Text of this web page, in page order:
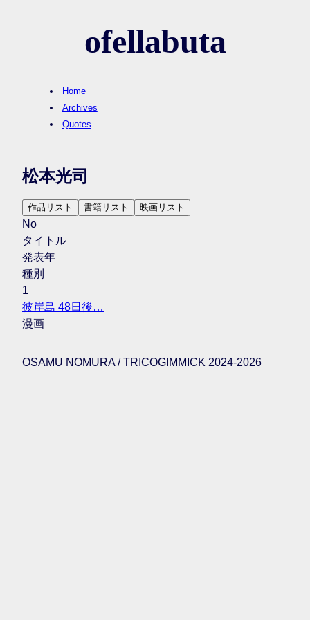
ofellabuta
Home
Archives
Quotes
松本光司
作品リスト 書籍リスト 映画リスト
No
タイトル
発表年
種別
1
彼岸島 48日後…
漫画
OSAMU NOMURA / TRICOGIMMICK 2024-2026